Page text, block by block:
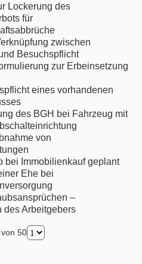
Lockerung des
für
zwischen
Besuchspflicht
zur Erbeinsetzung
eines vorhandenen
des BGH bei Fahrzeug mit
von
bei Immobilienkauf geplant
Ehe bei
–
des Arbeitgebers
50